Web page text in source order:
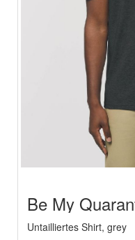
Be My
Untailliertes Shirt, grey